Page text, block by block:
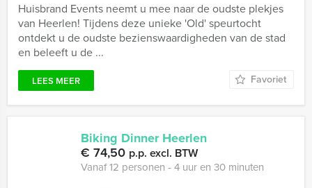
Huisbrand Events neemt u mee naar de oudste plekjes
van Heerlen! Tijdens deze unieke 'Old' speurtocht
ontdekt u de oudste bezienswaardigheden van de stad
en beleeft u de ...
LEES MEER Favoriet
Biking Dinner Heerlen
€ 74,50 p.p. excl. BTW
Vanaf 12 personen ‐ 4 uur en 30 minuten